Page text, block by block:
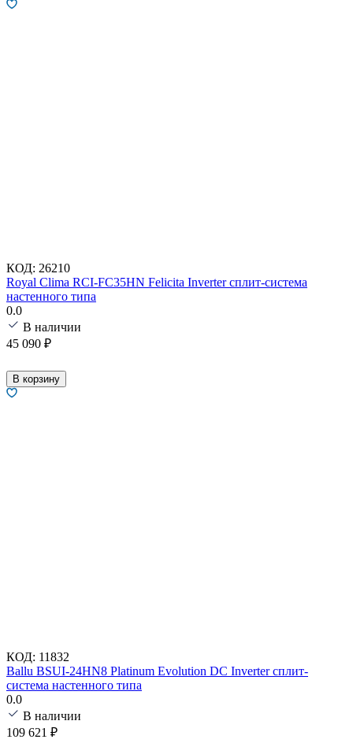
КОД: 26210
Royal Clima RCI-FC35HN Felicita Inverter сплит-система
настенного типа
0.0
В наличии
45 090 ₽
В корзину
КОД: 11832
Ballu BSUI-24HN8 Platinum Evolution DC Inverter сплит-
система настенного типа
0.0
В наличии
109 621 ₽